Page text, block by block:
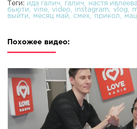
Теги: ида галич галич настя ивлеева
бьюти
vine video instagram vlog
выйти
месяц май смех прикол
Похожее видео: